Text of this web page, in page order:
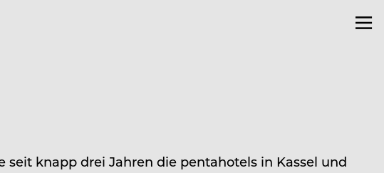
knapp drei Jahren die pentahotels in Kassel und